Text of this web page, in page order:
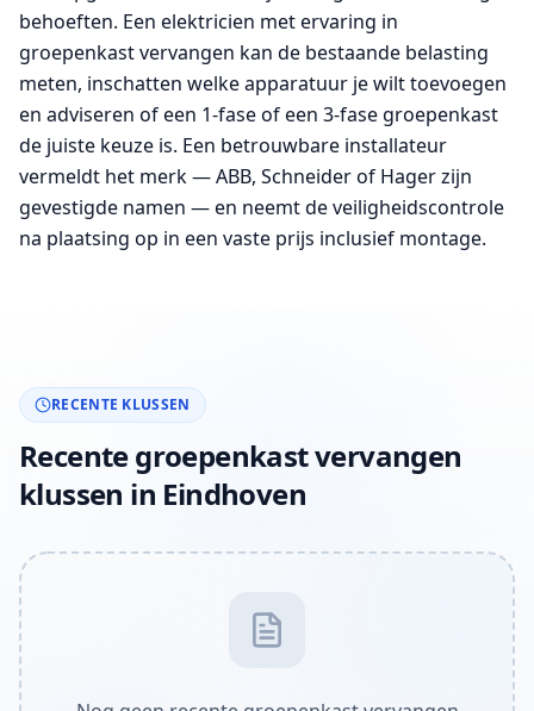
behoeften. Een elektricien met ervaring in
groepenkast vervangen kan de bestaande belasting
meten, inschatten welke apparatuur je wilt toevoegen
en adviseren of een 1-fase of een 3-fase groepenkast
de juiste keuze is. Een betrouwbare installateur
vermeldt het merk — ABB, Schneider of Hager zijn
gevestigde namen — en neemt de veiligheidscontrole
na plaatsing op in een vaste prijs inclusief montage.
RECENTE KLUSSEN
Recente groepenkast vervangen
klussen in Eindhoven